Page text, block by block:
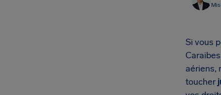
Si vous
aériens,
toucher